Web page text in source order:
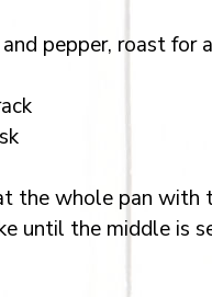
pepper, roast for
the whole pan
until the middle is